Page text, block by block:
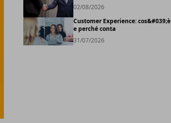
02/08/2026
Customer Experience: cos&#039;è
e perché conta
31/07/2026